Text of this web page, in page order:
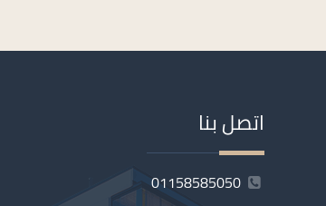
اتصل بنا